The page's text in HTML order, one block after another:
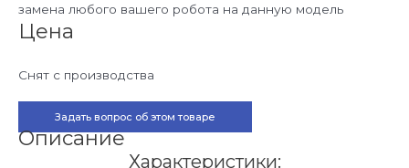
замена любого вашего робота на данную модель
Цена
Cнят с производства
Задать вопрос об этом товаре
Описание
Характеристики: